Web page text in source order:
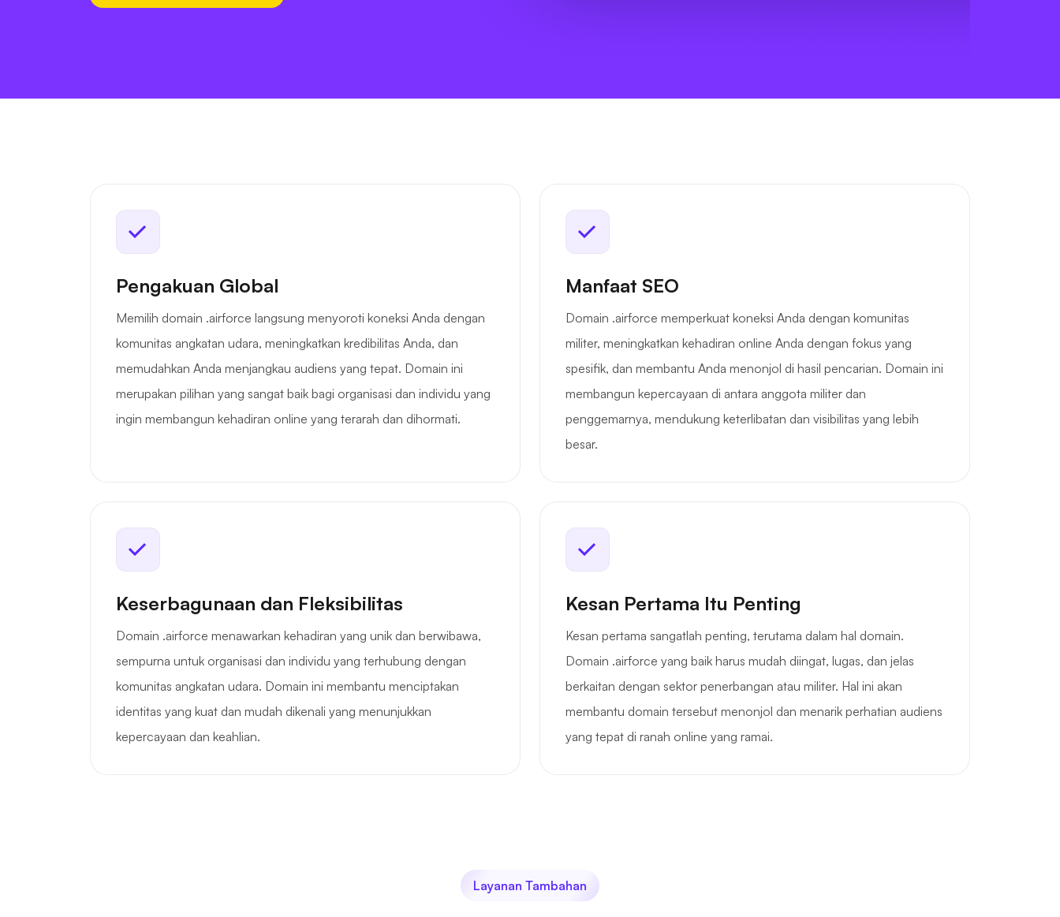
Pengakuan Global
Memilih domain .airforce langsung menyoroti koneksi Anda dengan
komunitas angkatan udara, meningkatkan kredibilitas Anda, dan
memudahkan Anda menjangkau audiens yang tepat. Domain ini
merupakan pilihan yang sangat baik bagi organisasi dan individu yang
ingin membangun kehadiran online yang terarah dan dihormati.
Manfaat SEO
Domain .airforce memperkuat koneksi Anda dengan komunitas
militer, meningkatkan kehadiran online Anda dengan fokus yang
spesifik, dan membantu Anda menonjol di hasil pencarian. Domain ini
membangun kepercayaan di antara anggota militer dan
penggemarnya, mendukung keterlibatan dan visibilitas yang lebih
besar.
Keserbagunaan dan Fleksibilitas
Domain .airforce menawarkan kehadiran yang unik dan berwibawa,
sempurna untuk organisasi dan individu yang terhubung dengan
komunitas angkatan udara. Domain ini membantu menciptakan
identitas yang kuat dan mudah dikenali yang menunjukkan
kepercayaan dan keahlian.
Kesan Pertama Itu Penting
Kesan pertama sangatlah penting, terutama dalam hal domain.
Domain .airforce yang baik harus mudah diingat, lugas, dan jelas
berkaitan dengan sektor penerbangan atau militer. Hal ini akan
membantu domain tersebut menonjol dan menarik perhatian audiens
yang tepat di ranah online yang ramai.
Layanan Tambahan